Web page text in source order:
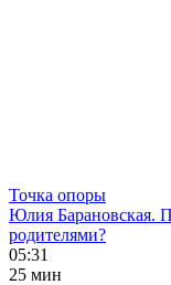
Точка опоры
Юлия Барановская.
родителями?
05:31
25 мин